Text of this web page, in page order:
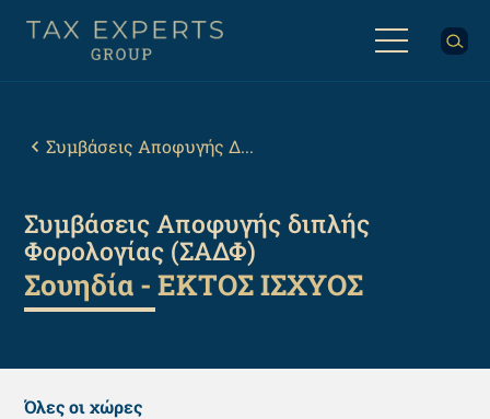
προς
Breadcrumb
Συμβάσεις Αποφυγής Δ...
Συμβάσεις Αποφυγής διπλής
Φορολογίας (ΣΑΔΦ)
Σουηδία - ΕΚΤΟΣ ΙΣΧΥΟΣ
Όλες οι χώρες